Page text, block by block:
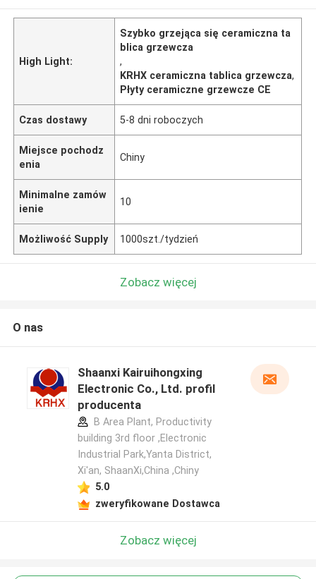
High Light:
Szybko grzejąca się ceramiczna ta
blica grzewcza
,
KRHX ceramiczna tablica grzewcza,
Płyty ceramiczne grzewcze CE
Czas dostawy 5-8 dni roboczych
Miejsce pochodz
enia
Chiny
Minimalne zamów
ienie
10
Możliwość Supply 1000szt./tydzień
Zobacz więcej
O nas
Shaanxi Kairuihongxing
Electronic Co., Ltd. profil
producenta
B Area Plant, Productivity
building 3rd floor ,Electronic
Industrial Park,Yanta District,
Xi'an, ShaanXi,China ,Chiny
5.0
zweryfikowane Dostawca
Zobacz więcej